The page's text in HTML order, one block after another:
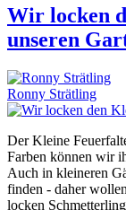
Wir locken
unseren
Ronny Strätling
Der Kleine
Farben können wir
Auch in kleineren
finden - daher
locken